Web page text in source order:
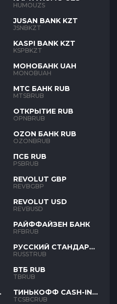
HUMOUZS
JUSAN BANK KZT
JSNBKZT
KASPI BANK KZT
KSPBKZT
МОНОБАНК UAH
MONOBUAH
МТС БАНК RUB
MTSBRUB
ОТКРЫТИЕ RUB
OPNBRUB
OZON БАНК RUB
OZONBRUB
ПСБ RUB
PSBRUB
REVOLUT GBP
REVBGBP
REVOLUT USD
REVBUSD
РАЙФФАЙЗЕН БАНК
RFBRUB
РУССКИЙ СТАНДАРТ
RUB
RUSSTRUB
ВТБ RUB
TBRUB
ТИНЬКОФФ CASH-IN
RUB
TCSBCRUB